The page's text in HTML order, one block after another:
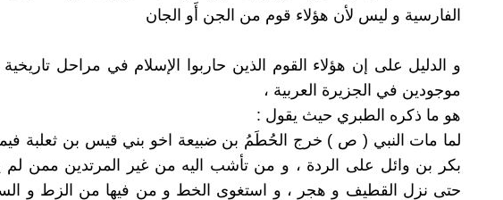
الفارسية و ليس لأن هؤلاء قوم من الجن أَو الجان
و الدليل على إن هؤلاء القوم الذين حاربوا الإسلام في مراحل تاريخية
موجودين في الجزيرة العربية ،
هو ما ذكره الطبري حيث يقول :
لما مات النبي ( ص ) خرج الحُطَمُ بن ضبيعة اخو بني قيس بن ثعلبة
بكر بن وائل على الردة ، و من تأشب اليه من غير المرتدين ممن لم
حتى نزل القطيف و هجر ، و استغوى الخط و من فيها من الزط و